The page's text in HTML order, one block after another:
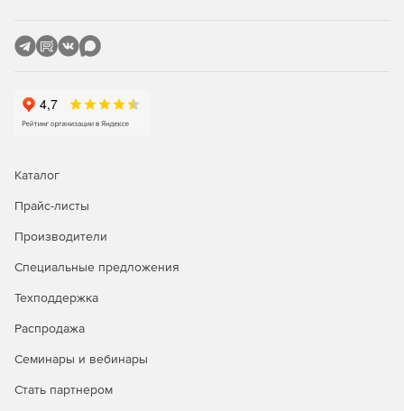
Каталог
Прайс-листы
Производители
Специальные предложения
Техподдержка
Распродажа
Семинары и вебинары
Стать партнером